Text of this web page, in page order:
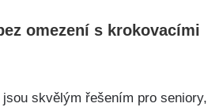
omezení s krokovacími
skvělým řešením pro seniory,